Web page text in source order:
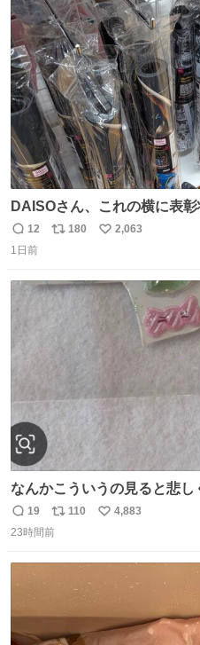
ト
数
数
DAISOさん、これの横に表
売れますのでご検討下さい
返
信
12
リ
ト
数
180
い
数
2,063
1日前
なんかこういうの見ると悲し
返
信
19
リ
ポ
110
い
4,883
23時間前